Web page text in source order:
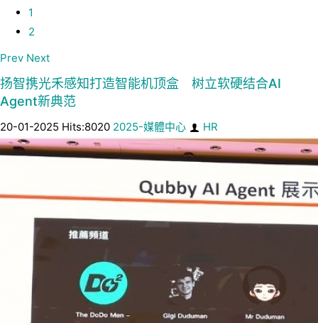
1
2
Prev Next
扬智携光禾感知打造智能机顶盒 树立软硬结合AI
Agent新典范
20-01-2025 Hits:8020 2025-媒體中心 HR